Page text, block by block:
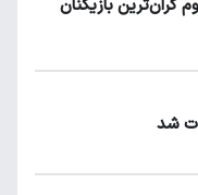
گران‌ترین بازیکنان
شد